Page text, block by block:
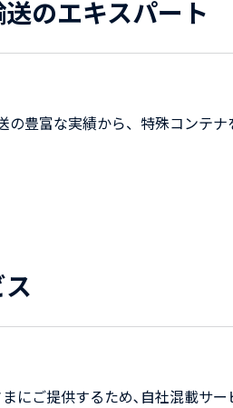
のエキスパート
の豊富な実績から、特殊コンテ
にご提供するため､自社混載サ